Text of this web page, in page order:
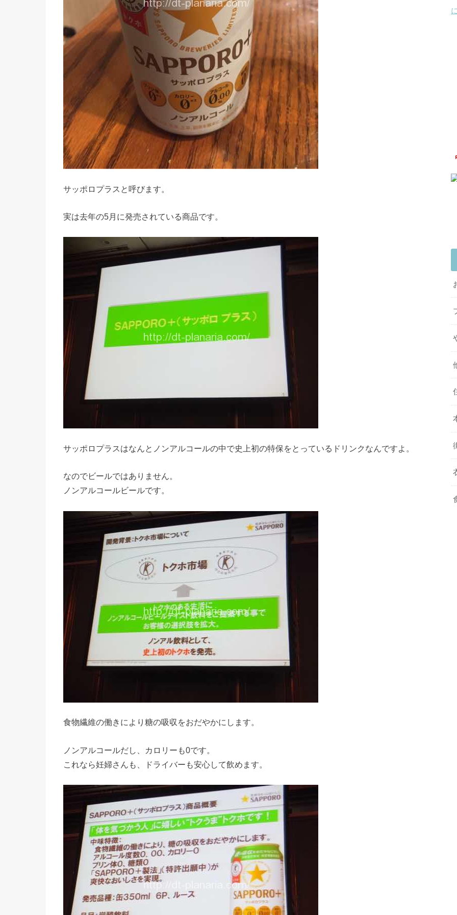
サッポロプラスと呼びます。
実は去年の5月に発売されている商品です。
サッポロプラスはなんとノンアルコールの中で史上初の特保をとっているドリンクなんですよ。
なのでビールではありません。
ノンアルコールビールです。
食物繊維の働きにより糖の吸収をおだやかにします。
ノンアルコールだし、カロリーも0です。
これなら妊婦さんも、ドライバーも安心して飲めます。